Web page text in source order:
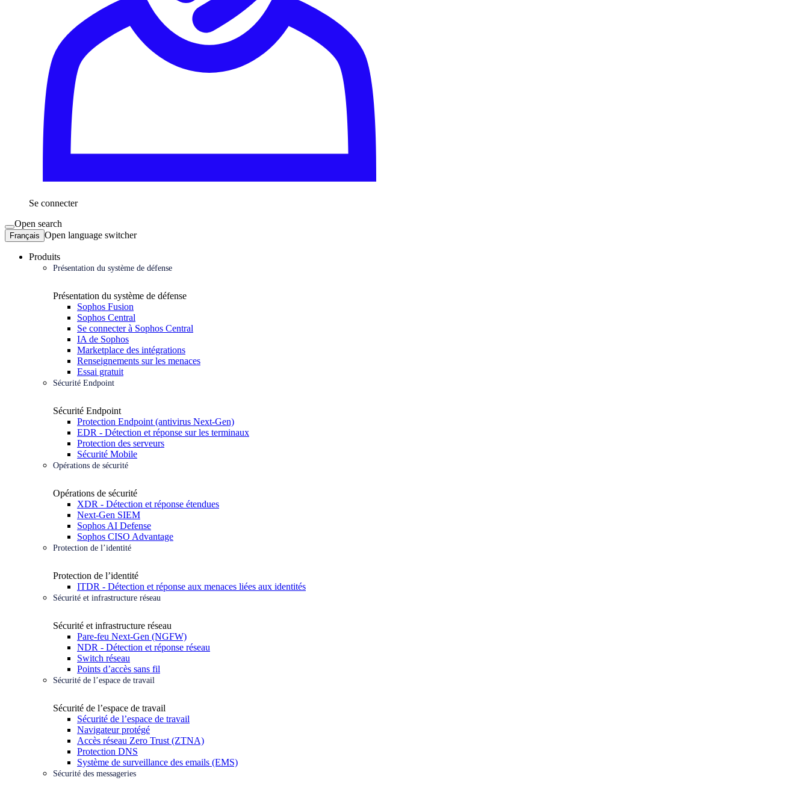
Se connecter
Open search
Français Open language switcher
Produits
Présentation du système de défense
Présentation du système de défense
Sophos Fusion
Sophos Central
Se connecter à Sophos Central
IA de Sophos
Marketplace des intégrations
Renseignements sur les menaces
Essai gratuit
Sécurité Endpoint
Sécurité Endpoint
Protection Endpoint (antivirus Next-Gen)
EDR - Détection et réponse sur les terminaux
Protection des serveurs
Sécurité Mobile
Opérations de sécurité
Opérations de sécurité
XDR - Détection et réponse étendues
Next-Gen SIEM
Sophos AI Defense
Sophos CISO Advantage
Protection de l’identité
Protection de l’identité
ITDR - Détection et réponse aux menaces liées aux identités
Sécurité et infrastructure réseau
Sécurité et infrastructure réseau
Pare-feu Next-Gen (NGFW)
NDR - Détection et réponse réseau
Switch réseau
Points d’accès sans fil
Sécurité de l’espace de travail
Sécurité de l’espace de travail
Sécurité de l’espace de travail
Navigateur protégé
Accès réseau Zero Trust (ZTNA)
Protection DNS
Système de surveillance des emails (EMS)
Sécurité des messageries